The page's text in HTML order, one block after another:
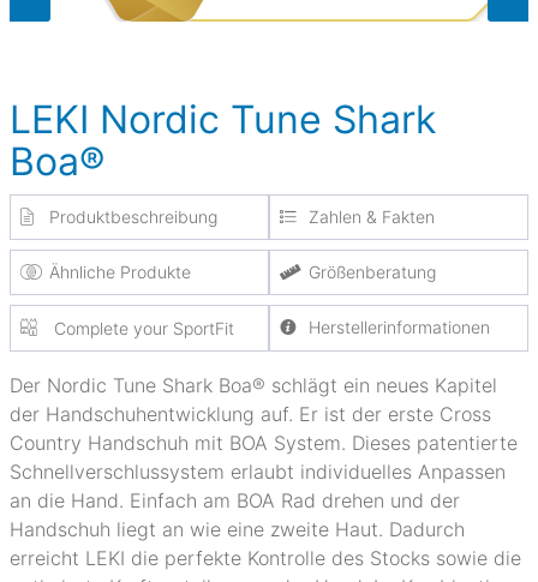
LEKI Nordic Tune Shark
Boa®
Produktbeschreibung Zahlen & Fakten
Ähnliche Produkte Größenberatung
Complete your SportFit Herstellerinformationen
Der Nordic Tune Shark Boa® schlägt ein neues Kapitel
der Handschuhentwicklung auf. Er ist der erste Cross
Country Handschuh mit BOA System. Dieses patentierte
Schnellverschlussystem erlaubt individuelles Anpassen
an die Hand. Einfach am BOA Rad drehen und der
Handschuh liegt an wie eine zweite Haut. Dadurch
erreicht LEKI die perfekte Kontrolle des Stocks sowie die